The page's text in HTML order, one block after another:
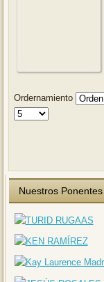
Ordernamiento
Nuestros Ponentes